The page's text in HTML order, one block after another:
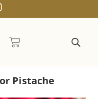
Pistache